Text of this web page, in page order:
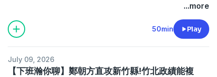
...more
50min Play
July 09, 2026
【下班瀚你聊】鄭朝方直攻新竹縣!竹北政績能複